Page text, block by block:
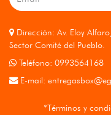
Dirección: Av. Eloy
Sector Comité del Pueblo.
Teléfono: 0993564168
E-mail:
*Términos y